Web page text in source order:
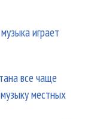
играет
все чаще
местных